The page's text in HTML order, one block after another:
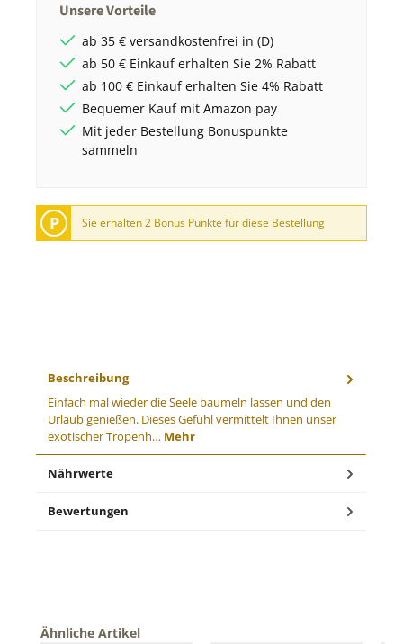
Unsere Vorteile
ab 35 € versandkostenfrei in (D)
ab 50 € Einkauf erhalten Sie 2% Rabatt
ab 100 € Einkauf erhalten Sie 4% Rabatt
Bequemer Kauf mit Amazon pay
Mit jeder Bestellung Bonuspunkte
sammeln
P Sie erhalten 2 Bonus Punkte für diese Bestellung
Beschreibung
Einfach mal wieder die Seele baumeln lassen und den
Urlaub genießen. Dieses Gefühl vermittelt Ihnen unser
exotischer Tropenh… Mehr
Nährwerte
Bewertungen
Produktgalerie überspringen
Ähnliche Artikel